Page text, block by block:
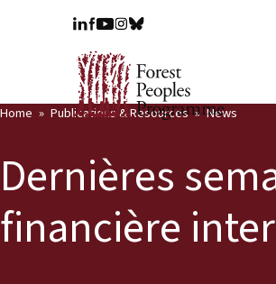
Home Publications & Resources News
Dernières
financière